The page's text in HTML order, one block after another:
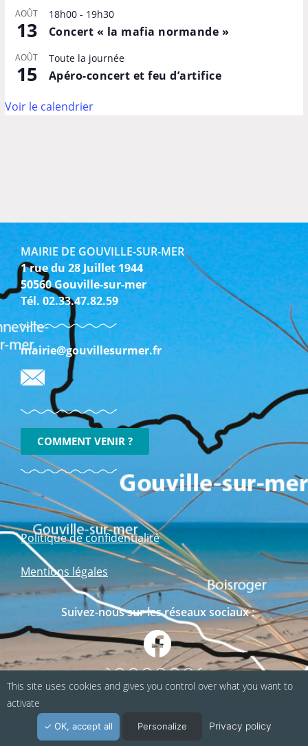
AOÛT
13
18h00- 19h30
Concert « la mafia normande »
AOÛT
15
Toute la journée
Apéro-concert et feu d’artifice
Voir le calendrier
MAIRIE DE GOUVILLE-SUR-MER
1 rue du 28 Juillet 1944
50560 Gouville-sur-mer
Tél. 02.33.47.82.59
mairie@gouvillesurmer.fr
COMMENT VENIR ?
Politique de confidentialité
Mentions légales
Suivez-nous sur les réseaux sociaux :
This site uses cookies and gives you control over what you want to
activate
OK, accept all Personalize Privacy policy